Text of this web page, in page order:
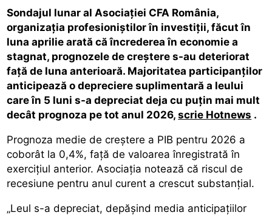
Sondajul lunar al Asociației CFA România,
organizația profesioniștilor în investiții, făcut în
luna aprilie arată că încrederea în economie a
stagnat, prognozele de creștere s-au deteriorat
față de luna anterioară. Majoritatea participanților
anticipează o depreciere suplimentară a leului
care în 5 luni s-a depreciat deja cu puțin mai mult
decât prognoza pe tot anul 2026,scrie Hotnews .
Prognoza medie de creștere a PIB pentru 2026 a
coborât la 0,4%, față de valoarea înregistrată în
exercițiul anterior. Asociația notează că riscul de
recesiune pentru anul curent a crescut substanțial.
„Leul s-a depreciat, depășind media anticipațiilor